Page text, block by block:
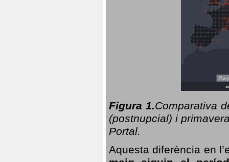
Figura 1.Comparativa
(postnupcial) i
Portal.
Aquesta diferència en